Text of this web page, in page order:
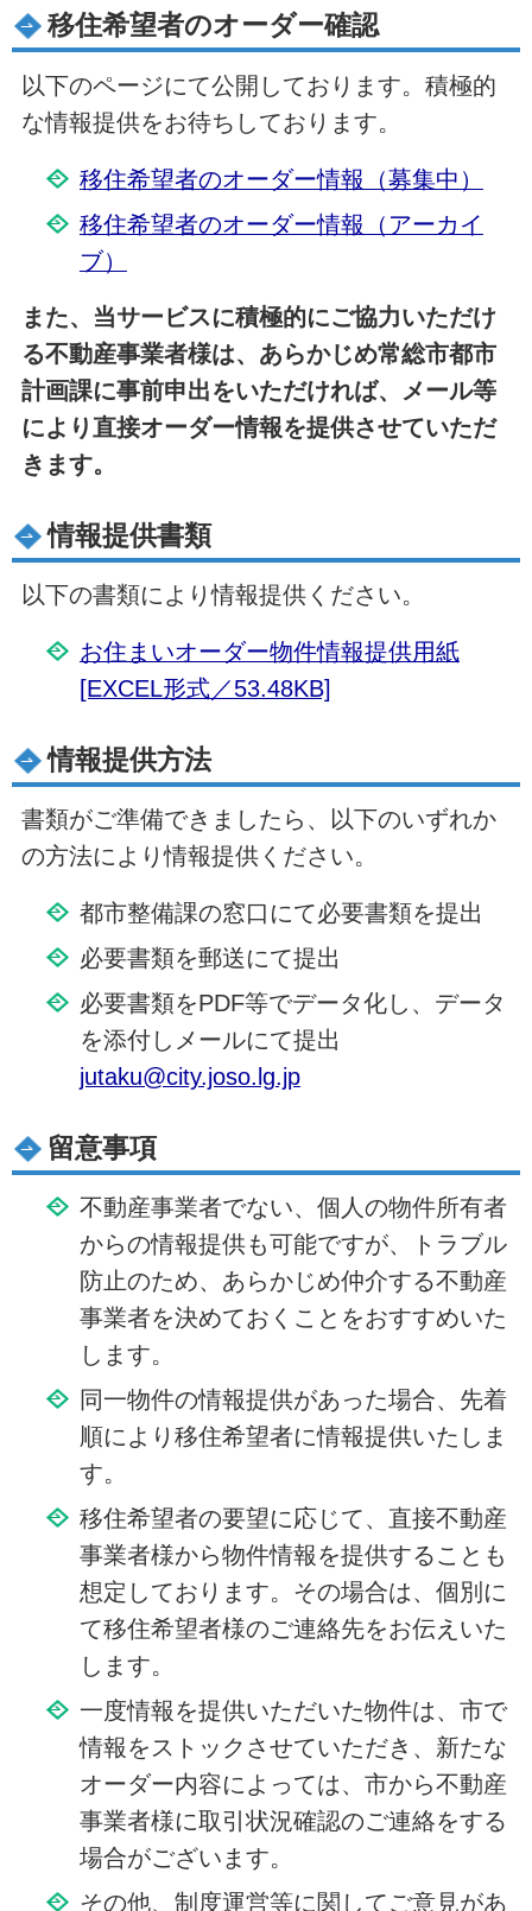
移住希望者のオーダー確認
以下のページにて公開しております。積極的
な情報提供をお待ちしております。
移住希望者のオーダー情報（募集中）
移住希望者のオーダー情報（アーカイ
ブ）
また、当サービスに積極的にご協力いただけ
る不動産事業者様は、あらかじめ常総市都市
計画課に事前申出をいただければ、メール等
により直接オーダー情報を提供させていただ
きます。
情報提供書類
以下の書類により情報提供ください。
お住まいオーダー物件情報提供用紙
[EXCEL形式／53.48KB]
情報提供方法
書類がご準備できましたら、以下のいずれか
の方法により情報提供ください。
都市整備課の窓口にて必要書類を提出
必要書類を郵送にて提出
必要書類をPDF等でデータ化し、データ
を添付しメールにて提出
jutaku@city.joso.lg.jp
留意事項
不動産事業者でない、個人の物件所有者
からの情報提供も可能ですが、トラブル
防止のため、あらかじめ仲介する不動産
事業者を決めておくことをおすすめいた
します。
同一物件の情報提供があった場合、先着
順により移住希望者に情報提供いたしま
す。
移住希望者の要望に応じて、直接不動産
事業者様から物件情報を提供することも
想定しております。その場合は、個別に
て移住希望者様のご連絡先をお伝えいた
します。
一度情報を提供いただいた物件は、市で
情報をストックさせていただき、新たな
オーダー内容によっては、市から不動産
事業者様に取引状況確認のご連絡をする
場合がございます。
その他、制度運営等に関してご意見があ